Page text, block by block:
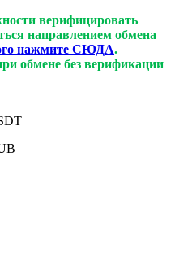
верифицировать
направлением обмена
нажмите СЮДА.
обмене без верификации